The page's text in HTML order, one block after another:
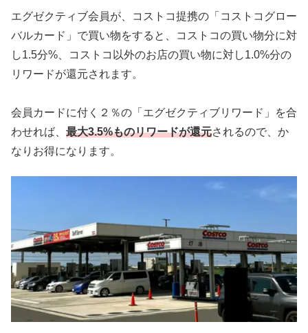
エグゼクティブ会員が、コストコ提携の「コストコグロー
バルカード」で買い物をすると、コストコの買い物分に対
し1.5分%、コストコ以外のお店の買い物に対し1.0%分の
リワードが還元されます。
会員カードに付く２％の「エグゼクティブリワード」を合
わせれば、 最大3.5%ものリワードが還元されるので、か
なりお得になります。